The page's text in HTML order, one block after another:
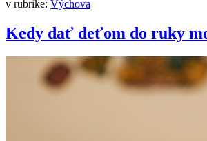
v rubrike: Výchova
Kedy dať deťom do ruky